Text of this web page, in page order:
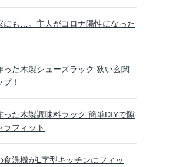
にも…。主人がコロナ陽性になった
った木製シューズラック 狭い玄関
！
った木製調味料ラック 簡単DIYで隙
ラフィット
食洗機がL字型キッチンにフィッ